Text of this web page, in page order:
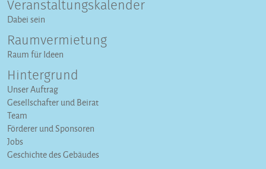
Veranstaltungs­kalender
Dabei sein
Raumvermietung
Raum für Ideen
Hintergrund
Unser Auftrag
Gesellschafter und Beirat
Team
Förderer und Sponsoren
Jobs
Geschichte des Gebäudes